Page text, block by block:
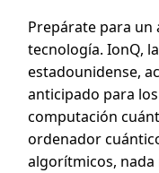
Prepárate para un
tecnología. IonQ,
estadounidense,
anticipado para
computación
ordenador
algorítmicos, nada